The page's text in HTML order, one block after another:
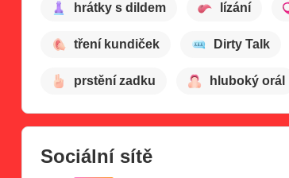
hrátky s dildem lízání
tření kundiček Dirty Talk
prstění zadku hluboký orál
Sociální sítě